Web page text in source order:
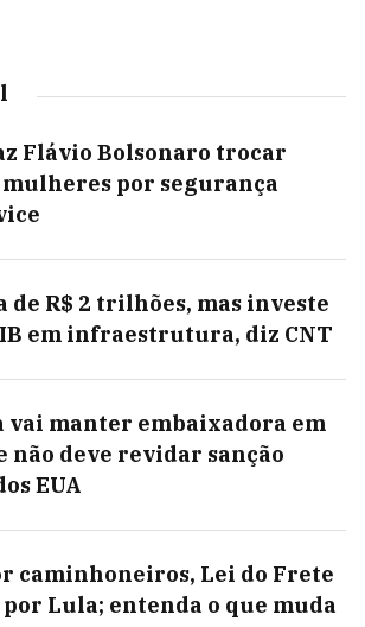
Flávio Bolsonaro trocar
por segurança
de R$ 2 trilhões, mas investe
em infraestrutura, diz CNT
vai manter embaixadora em
não deve revidar sanção
EUA
caminhoneiros, Lei do Frete
Lula; entenda o que muda